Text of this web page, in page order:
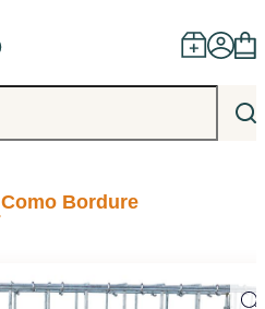
Como Bordure